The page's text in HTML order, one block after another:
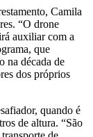
Camila
“O drone
auxiliar com a
que
na década de
dos próprios
quando é
de altura. “São